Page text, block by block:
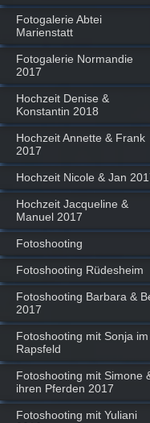
Fotogalerie Abtei
Marienstatt
Fotogalerie Normandie
2017
Hochzeit Denise &
Konstantin 2018
Hochzeit Annette & Frank
2017
Hochzeit Nicole & Jan
Hochzeit Jacqueline &
Manuel 2017
Fotoshooting
Fotoshooting Rüdesheim
Fotoshooting Barbara &
2017
Fotoshooting mit Sonja im
Rapsfeld
Fotoshooting mit Simone
ihren Pferden 2017
Fotoshooting mit Yuliani